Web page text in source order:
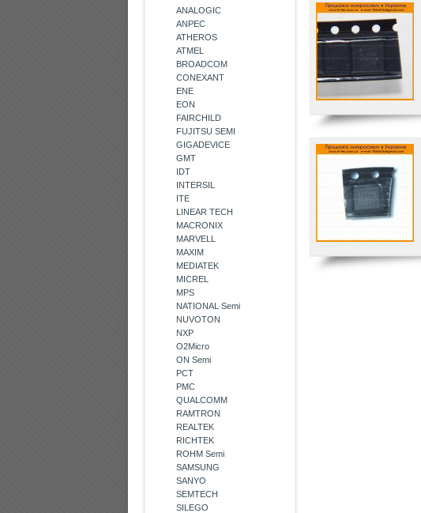
ANALOGIC
ANPEC
ATHEROS
ATMEL
BROADCOM
CONEXANT
ENE
EON
FAIRCHILD
FUJITSU SEMI
GIGADEVICE
GMT
IDT
INTERSIL
ITE
LINEAR TECH
MACRONIX
MARVELL
MAXIM
MEDIATEK
MICREL
MPS
NATIONAL Semi
NUVOTON
NXP
O2Micro
ON Semi
PCT
PMC
QUALCOMM
RAMTRON
REALTEK
RICHTEK
ROHM Semi
SAMSUNG
SANYO
SEMTECH
SILEGO